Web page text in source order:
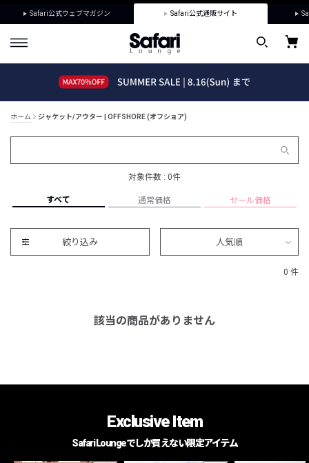
Safari公式ウェブマガジン Safari公式通販サイト
ホーム ジャケット/アウター | OFFSHORE (オフショア)
対象件数 : 0件
すべて 通常価格 セール価格
絞り込み 人気順
0 件
該当の商品がありません
Exclusive Item
Safari Loungeでしか買えない限定アイテム